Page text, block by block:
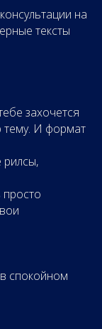
на
тексты
захочется
тему. И формат
рилсы,
спокойном